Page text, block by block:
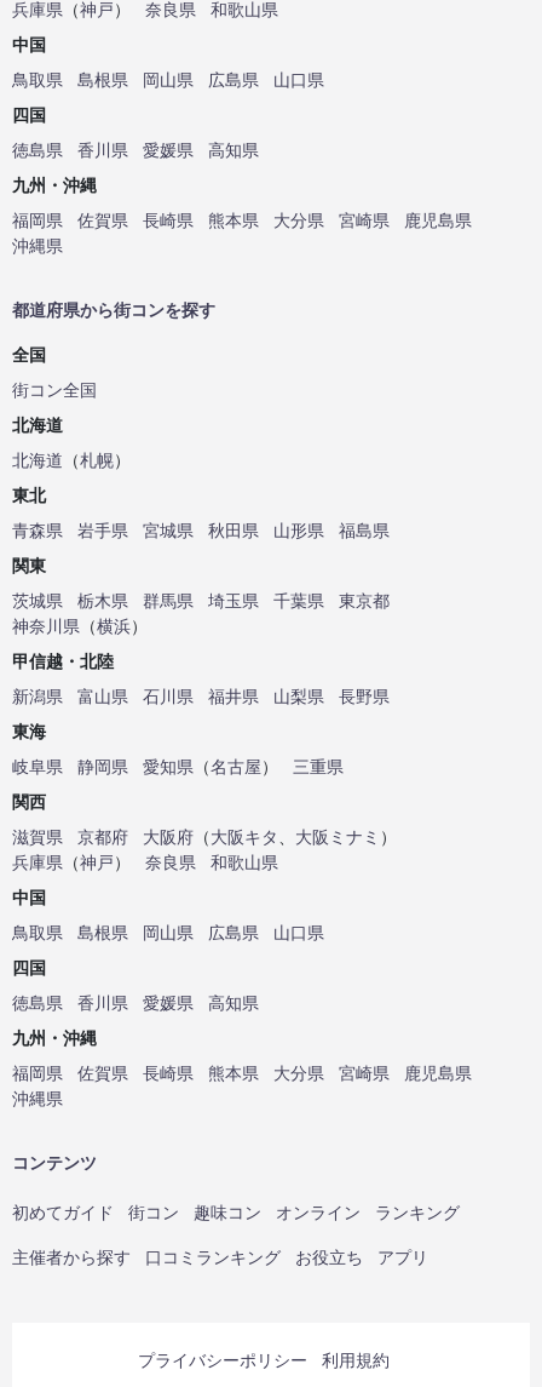
兵庫県 （神戸） 奈良県
和歌山県
中国
鳥取県
島根県 岡山県 広島県
山口県
四国
徳島県
香川県 愛媛県
高知県
九州・沖縄
福岡県
佐賀県 長崎県 熊本県 大分県 宮崎県
鹿児島県
沖縄県
都道府県から街コンを探す
全国
街コン全国
北海道
北海道 （札幌）
東北
青森県
岩手県 宮城県 秋田県 山形県
福島県
関東
茨城県
栃木県 群馬県 埼玉県 千葉県
東京都
神奈川県 （横浜）
甲信越・北陸
新潟県
富山県 石川県 福井県 山梨県
長野県
東海
岐阜県
静岡県 愛知県 （名古屋）
三重県
関西
滋賀県
京都府 大阪府 （大阪キタ 大阪ミナミ ）
兵庫県 （神戸） 奈良県
和歌山県
中国
鳥取県
島根県 岡山県 広島県
山口県
四国
徳島県
香川県 愛媛県
高知県
九州・沖縄
福岡県
佐賀県 長崎県 熊本県 大分県 宮崎県
鹿児島県
沖縄県
コンテンツ
初めてガイド 街コン 趣味コン オンライン ランキング
主催者から探す 口コミランキング お役立ち アプリ
プライバシーポリシー 利用規約